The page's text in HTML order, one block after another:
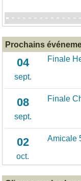
Prochains
04
sept.
Finale
08
sept.
Finale
02
oct.
Amicale